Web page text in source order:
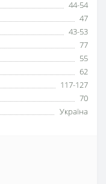
44-54
47
43-53
77
55
62
117-127
70
Україна